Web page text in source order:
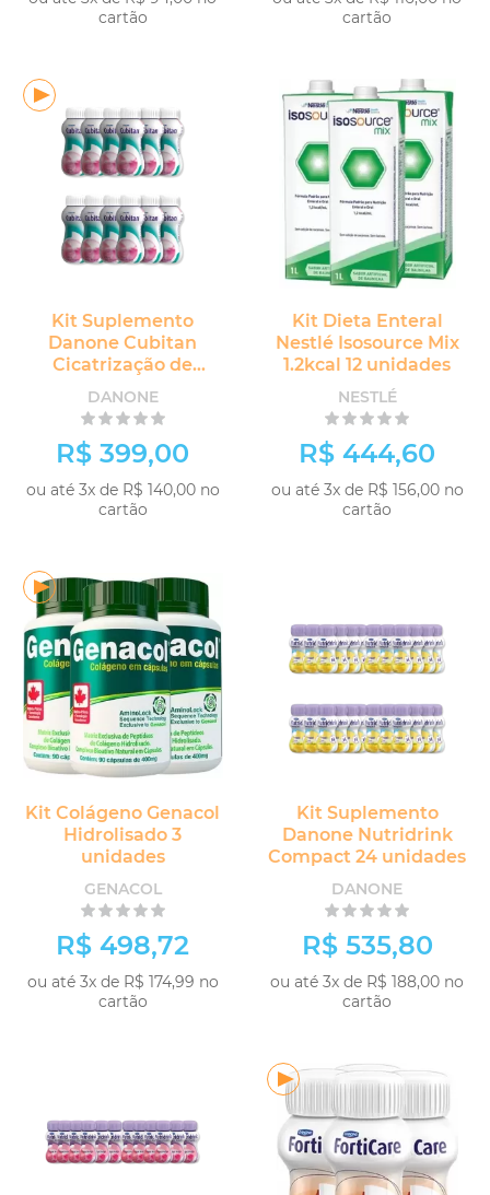
cartão
cartão
Kit Suplemento
Danone Cubitan
Cicatrização de
Feridas 12 unidades
DANONE
R$ 399,00
ou até 3x de R$ 140,00 no
cartão
Kit Dieta Enteral
Nestlé Isosource Mix
1.2kcal 12 unidades
NESTLÉ
R$ 444,60
ou até 3x de R$ 156,00 no
cartão
Kit Colágeno Genacol
Hidrolisado 3
unidades
GENACOL
R$ 498,72
ou até 3x de R$ 174,99 no
cartão
Kit Suplemento
Danone Nutridrink
Compact 24 unidades
DANONE
R$ 535,80
ou até 3x de R$ 188,00 no
cartão